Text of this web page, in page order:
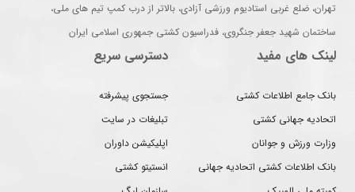
تهران، ضلع غربی استادیوم ورزشی آزادی، بالاتر از درب کمپ تیم های ملی،
ساختمان شهید جعفر جنگروی، فدراسیون کشتی جمهوری اسلامی ایران
لینک های مفید
بانک جامع اطلاعات کشتی
اتحادیه جهانی کشتی
وزارت ورزش و جوانان
بانک اطلاعات کشتی اتحادیه جهانی
دسترسی سریع
جستجوی پیشرفته
تبلیغات در سایت
اپلیکیشن داوران
انستیتو کشتی